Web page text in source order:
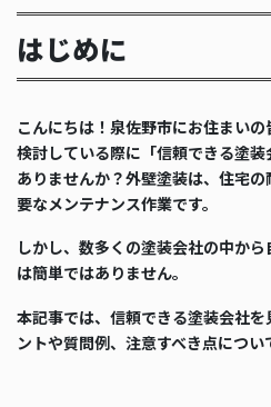
はじめに
こんにちは！泉佐野市にお住まい
検討している際に「信頼できる塗
ありませんか？外壁塗装は、住宅
要なメンテナンス作業です。
しかし、数多くの塗装会社の中か
は簡単ではありません。
本記事では、信頼できる塗装会社
ントや質問例、注意すべき点につい